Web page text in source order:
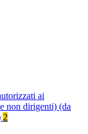
ai
non dirigenti) (da
2